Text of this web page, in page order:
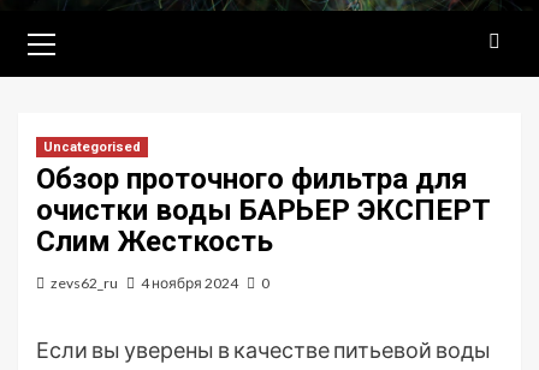
меню
Uncategorised
Обзор проточного фильтра для
очистки воды БАРЬЕР ЭКСПЕРТ
Слим Жесткость
zevs62_ru 4 ноября 2024 0
Если вы уверены в качестве питьевой воды